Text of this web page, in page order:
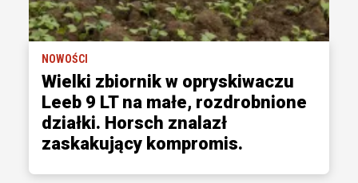
NOWOŚCI
Wielki zbiornik w opryskiwaczu
Leeb 9 LT na małe, rozdrobnione
działki. Horsch znalazł
zaskakujący kompromis.